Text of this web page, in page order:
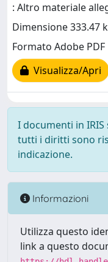
: Altro materiale
Dimensione 333.47
Formato Adobe PDF
Visualizza/Apri
I documenti in
tutti i diritti sono
indicazione.
Informazioni
Utilizza questo
link a questo